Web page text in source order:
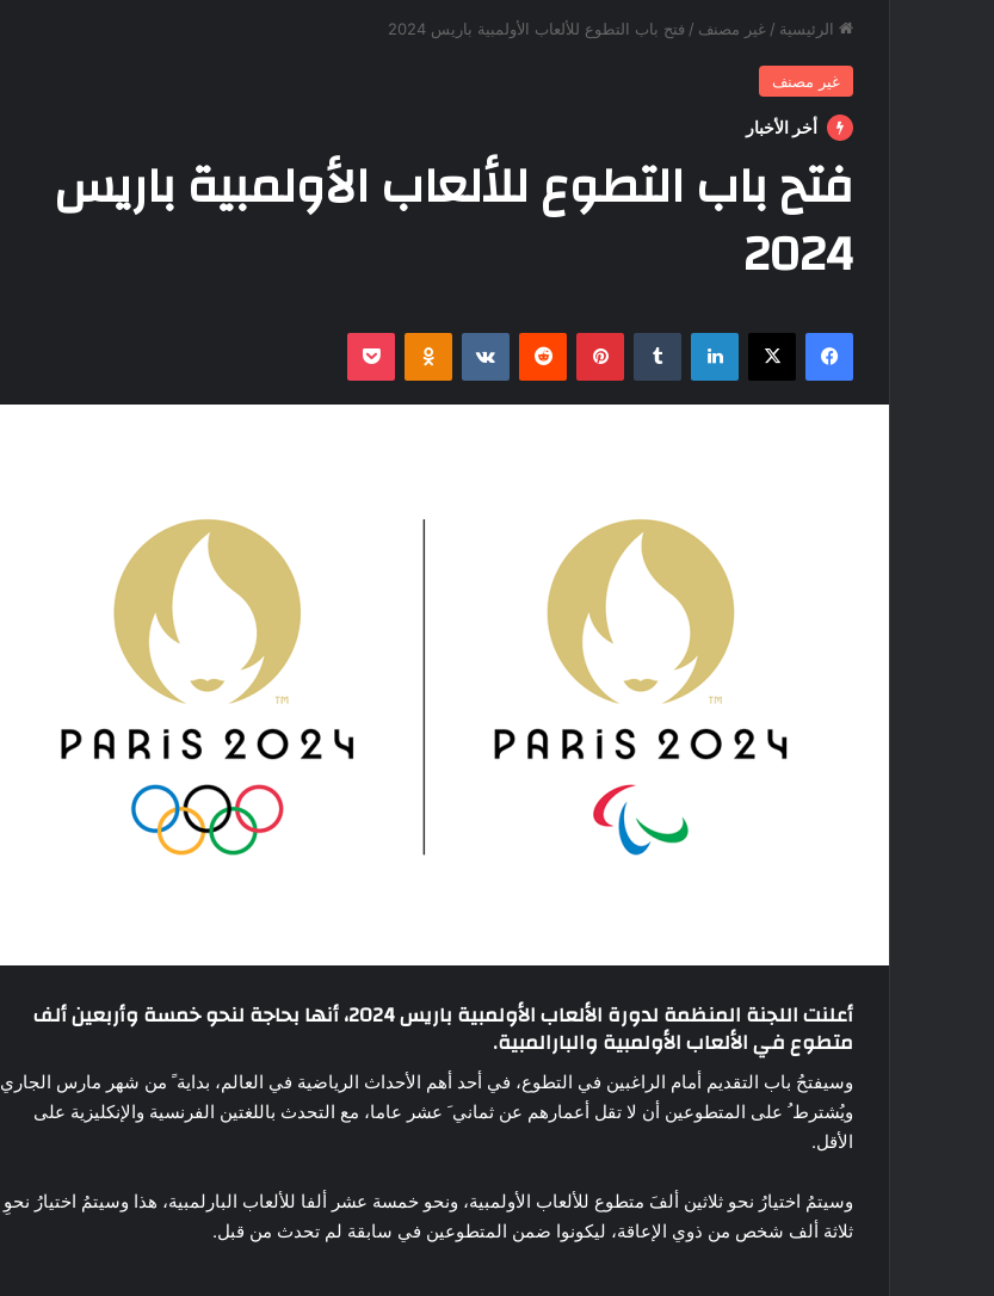
الرئيسية / غير مصنف / فتح باب التطوع للألعاب الأولمبية باريس 2024
غير مصنف
أخر الأخبار
فتح باب التطوع للألعاب الأولمبية باريس
2024
فيسبوك ‫X لينكدإن بينتيريست Odnoklassniki
‫Pocket
أعلنت اللجنة المنظمة لدورة الألعاب الأولمبية باريس 2024، أنها بحاجة لنحو خمسة وأربعين ألف
متطوع في الألعاب الأولمبية والبارالمبية.
وسيفتحُ باب التقديم أمام الراغبين في التطوع، في أحد أهم الأحداث الرياضية في العالم، بداية ً من شهر مارس الجاري
ويُشترط ُ على المتطوعين أن لا تقل أعمارهم عن ثماني َ عشر عاما، مع التحدث باللغتين الفرنسية والإنكليزية على
الأقل.
وسيتمُ اختيارُ نحو ثلاثين ألفَ متطوع للألعاب الأولمبية، ونحو خمسة عشر ألفا للألعاب البارلمبية، هذا وسيتمُ اختيارُ نحوِ
ثلاثة ألف شخص من ذوي الإعاقة، ليكونوا ضمن المتطوعين في سابقة لم تحدث من قبل.